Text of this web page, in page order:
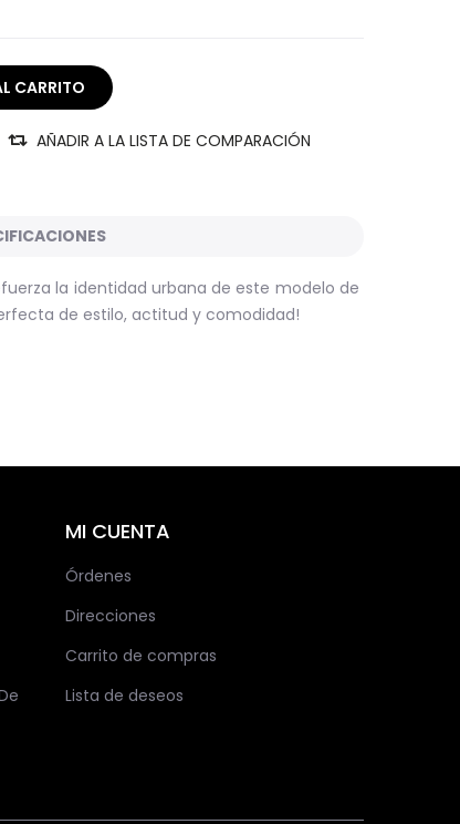
AÑADIR A LA LISTA DE COMPARACIÓN
la identidad urbana de este modelo de
de estilo, actitud y comodidad!
MI CUENTA
Órdenes
Direcciones
Carrito de compras
Lista de deseos